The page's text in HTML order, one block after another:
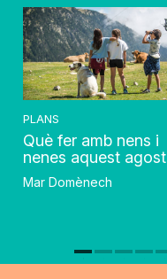
PLANS
Què fer amb nens i
nenes aquest agost
Mar Domènech